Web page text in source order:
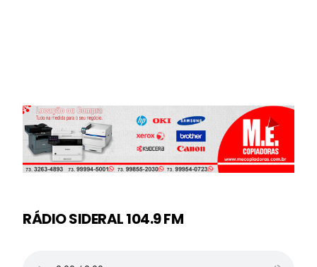
RÁDIO SIDERAL 104.9 FM